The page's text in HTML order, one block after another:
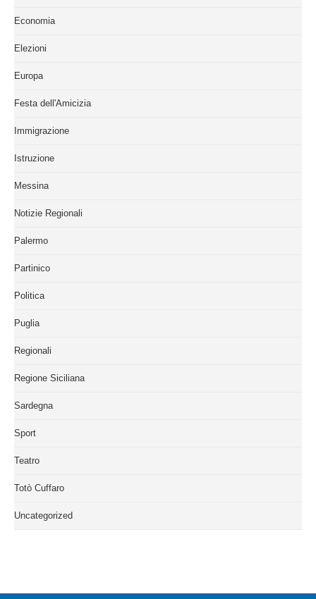
Economia
Elezioni
Europa
Festa dell'Amicizia
Immigrazione
Istruzione
Messina
Notizie Regionali
Palermo
Partinico
Politica
Puglia
Regionali
Regione Siciliana
Sardegna
Sport
Teatro
Totò Cuffaro
Uncategorized